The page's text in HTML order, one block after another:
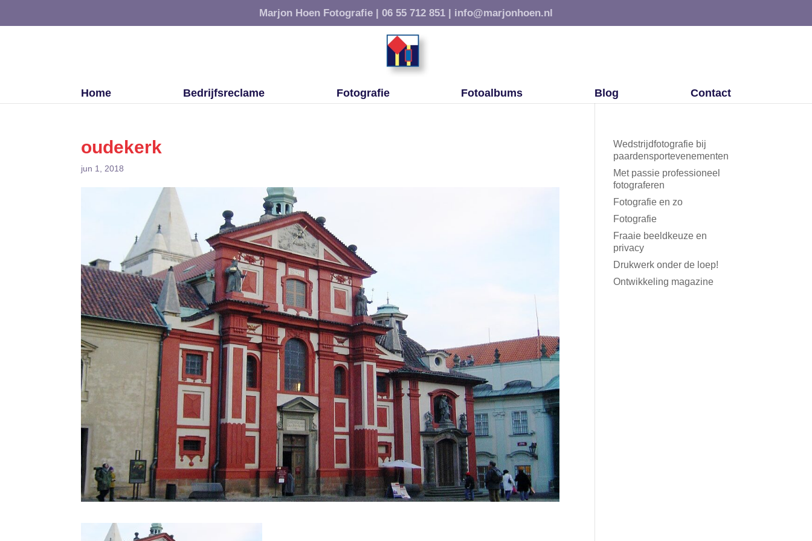
Marjon Hoen Fotografie | 06 55 712 851 | info@marjonhoen.nl
Home Bedrijfsreclame Fotografie Fotoalbums Blog Contact
oudekerk
jun 1, 2018
Wedstrijdfotografie bij
paardensportevenementen
Met passie professioneel
fotograferen
Fotografie en zo
Fotografie
Fraaie beeldkeuze en
privacy
Drukwerk onder de loep!
Ontwikkeling magazine